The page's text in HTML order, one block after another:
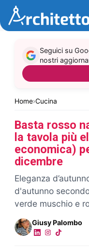
contenuto
Home›Cucina
Seguici su
nostri
Basta rosso
la tavola più
economica)
dicembre
Eleganza
d'autunno
verde muschio e
Giusy Palombo